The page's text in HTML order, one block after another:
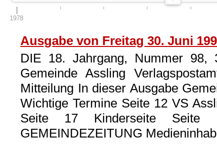
1978
Ausgabe von Freitag 30. Juni
DIE 18. Jahrgang, Nummer
Gemeinde Assling
Mitteilung In dieser Ausgabe
Wichtige Termine Seite 12 VS
Seite 17 Kinderseite Seite
GEMEINDEZEITUNG